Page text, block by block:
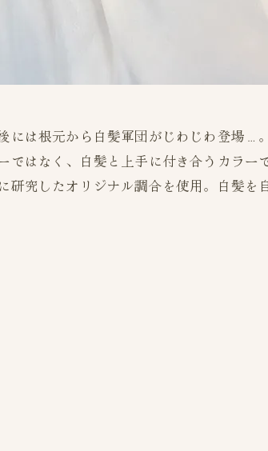
には根元から白髪軍団がじわじわ登場…
はなく、白髪と上手に付き合うカラー
究したオリジナル調合を使用。白髪